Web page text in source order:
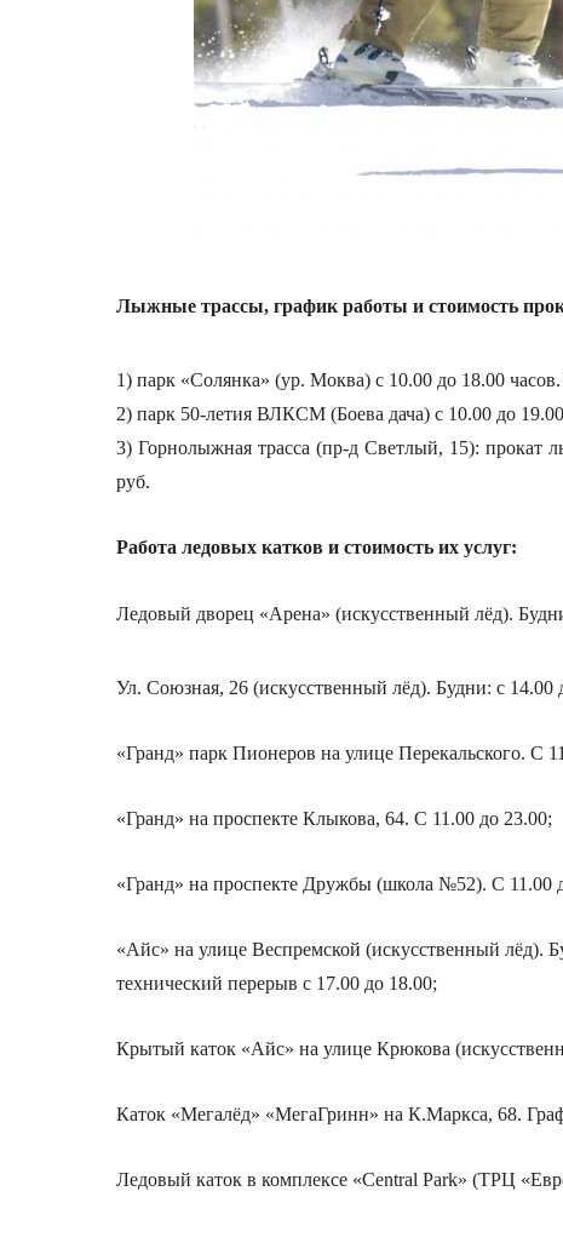
Лыжные трассы, график работы и стоимость
1) парк «Солянка» (ур. Моква) с 10.00 до 18.00
2) парк 50-летия ВЛКСМ (Боева дача) с 10.00 до
3) Горнолыжная трасса (пр-д Светлый, 15): прокат
руб.
Работа ледовых катков и стоимость их услуг:
Ледовый дворец «Арена» (искусственный лёд).
Ул. Союзная, 26 (искусственный лёд). Будни: с
«Гранд» парк Пионеров на улице Перекальского. С
«Гранд» на проспекте Клыкова, 64. С 11.00 до 23.00;
«Гранд» на проспекте Дружбы (школа №52). С 11.00
«Айс» на улице Веспремской (искусственный лёд).
технический перерыв с 17.00 до 18.00;
Крытый каток «Айс» на улице Крюкова
Каток «Мегалёд» «МегаГринн» на К.Маркса, 68.
Ледовый каток в комплексе «Central Park» (ТРЦ